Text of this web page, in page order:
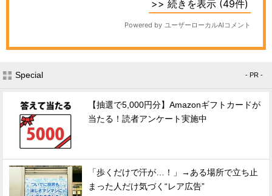
Special - PR -
【抽選で5,000円分】Amazonギフトカードが
当たる！読者アンケート実施中
「歩くだけで汗が…！」→ある場所で立ち止
まった人だけ気づく“レア広告”